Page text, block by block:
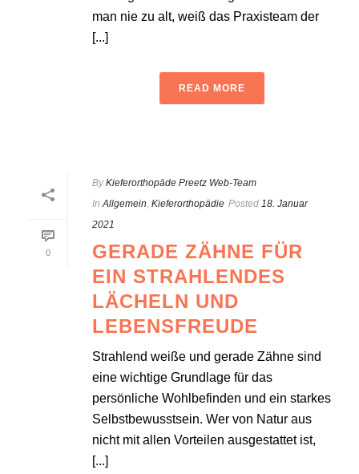
man nie zu alt, weiß das Praxisteam der
[...]
READ MORE
0
By Kieferorthopäde Preetz Web-Team
In Allgemein, Kieferorthopädie Posted 18. Januar
2021
GERADE ZÄHNE FÜR
EIN STRAHLENDES
LÄCHELN UND
LEBENSFREUDE
Strahlend weiße und gerade Zähne sind
eine wichtige Grundlage für das
persönliche Wohlbefinden und ein starkes
Selbstbewusstsein. Wer von Natur aus
nicht mit allen Vorteilen ausgestattet ist,
[...]